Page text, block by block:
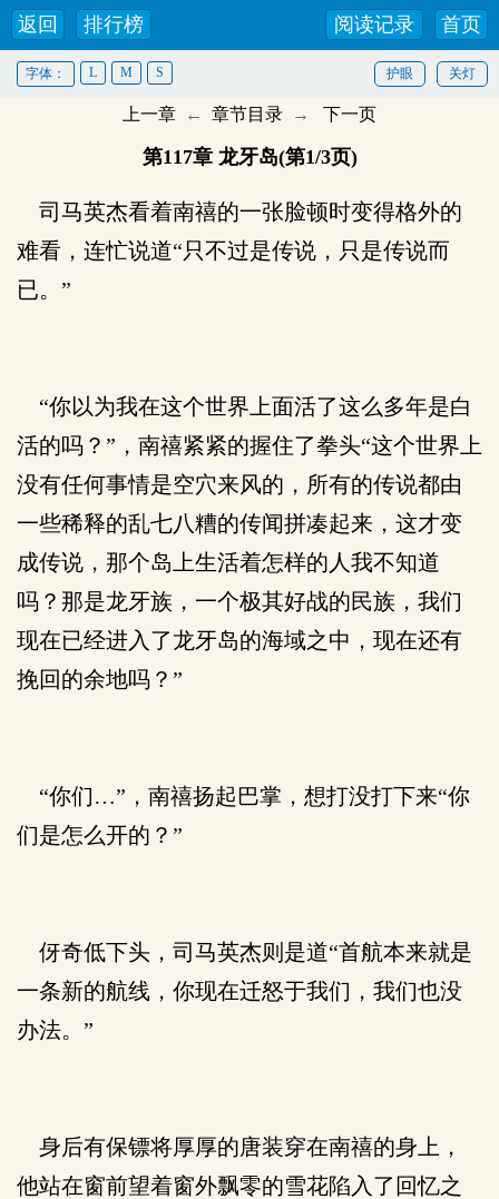
返回 排行榜 首页
阅读记录
关灯
护眼
字体： L M S
上一章 ← 章节目录 → 下一页
第117章 龙牙岛(第1/3页)
司马英杰看着南禧的一张脸顿时变得格外的
难看，连忙说道“只不过是传说，只是传说而
已。”
“你以为我在这个世界上面活了这么多年是白
活的吗？”，南禧紧紧的握住了拳头“这个世界上
没有任何事情是空穴来风的，所有的传说都由
一些稀释的乱七八糟的传闻拼凑起来，这才变
成传说，那个岛上生活着怎样的人我不知道
吗？那是龙牙族，一个极其好战的民族，我们
现在已经进入了龙牙岛的海域之中，现在还有
挽回的余地吗？”
“你们…”，南禧扬起巴掌，想打没打下来“你
们是怎么开的？”
伢奇低下头，司马英杰则是道“首航本来就是
一条新的航线，你现在迁怒于我们，我们也没
办法。”
身后有保镖将厚厚的唐装穿在南禧的身上，
他站在窗前望着窗外飘零的雪花陷入了回忆之